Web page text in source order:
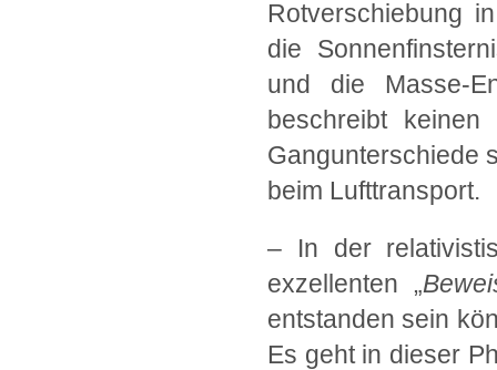
Rotverschiebung
die
und die Masse-
beschreibt keinen
Gangunterschiede
beim Lufttransport.
– In der
exzellenten „
entstanden sein
Es geht in dieser